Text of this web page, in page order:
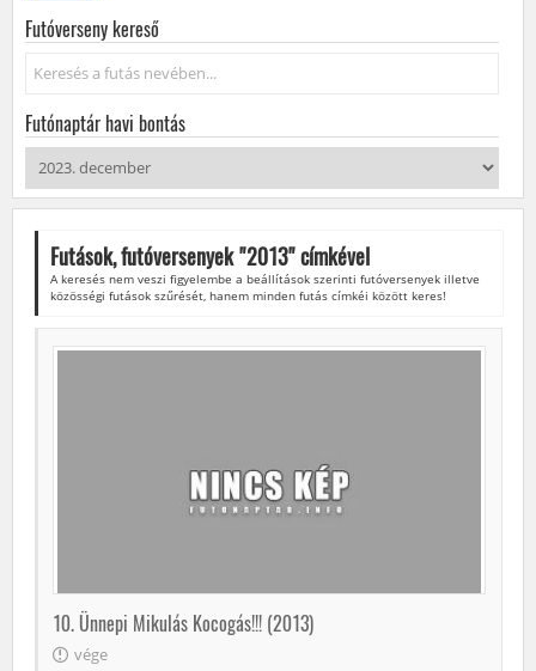
Futóverseny kereső
Keresés...
Futónaptár havi bontás
Futások, futóversenyek "2013" címkével
A keresés nem veszi figyelembe a beállítások szerinti futóversenyek illetve
közösségi futások szűrését, hanem minden futás címkéi között keres!
10. Ünnepi Mikulás Kocogás!!! (2013)
vége